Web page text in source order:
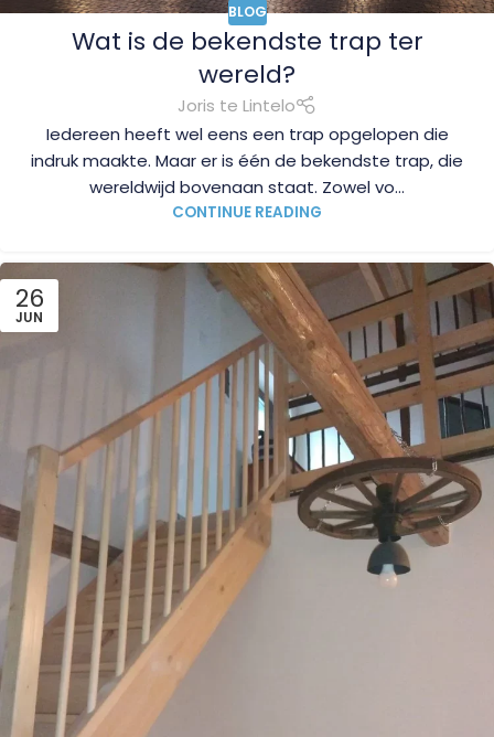
BLOG
Wat is de bekendste trap ter
wereld?
Joris te Lintelo
Iedereen heeft wel eens een trap opgelopen die
indruk maakte. Maar er is één de bekendste trap, die
wereldwijd bovenaan staat. Zowel vo...
CONTINUE READING
26
JUN